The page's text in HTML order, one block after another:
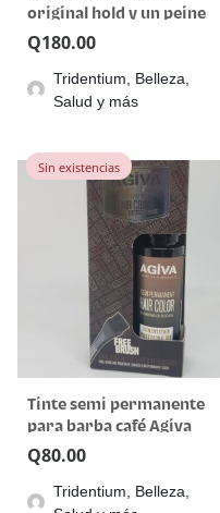
original hold y un peine
de regalo
Q180.00
Tridentium, Belleza,
Salud y más
Sin existencias
Tinte semi permanente
para barba café Agiva
Q80.00
Tridentium, Belleza,